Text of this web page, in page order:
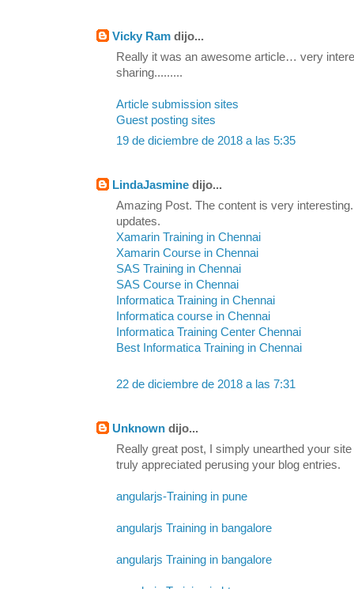
Vicky Ram dijo...
Really it was an awesome article… very
sharing.........
Article submission sites
Guest posting sites
19 de diciembre de 2018 a las 5:35
LindaJasmine dijo...
Amazing Post. The content is very
updates.
Xamarin Training in Chennai
Xamarin Course in Chennai
SAS Training in Chennai
SAS Course in Chennai
Informatica Training in Chennai
Informatica course in Chennai
Informatica Training Center Chennai
Best Informatica Training in Chennai
22 de diciembre de 2018 a las 7:31
Unknown dijo...
Really great post, I simply unearthed your
truly appreciated perusing your blog entries.
angularjs-Training in pune
angularjs Training in bangalore
angularjs Training in bangalore